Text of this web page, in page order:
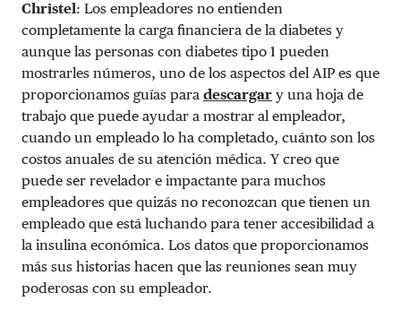
Christel: Los empleadores no entienden
completamente la carga financiera de la diabetes y
aunque las personas con diabetes tipo 1 pueden
mostrarles números, uno de los aspectos del AIP es que
proporcionamos guías para descargar y una hoja de
trabajo que puede ayudar a mostrar al empleador,
cuando un empleado lo ha completado, cuánto son los
costos anuales de su atención médica. Y creo que
puede ser revelador e impactante para muchos
empleadores que quizás no reconozcan que tienen un
empleado que está luchando para tener accesibilidad a
la insulina económica. Los datos que proporcionamos
más sus historias hacen que las reuniones sean muy
poderosas con su empleador.